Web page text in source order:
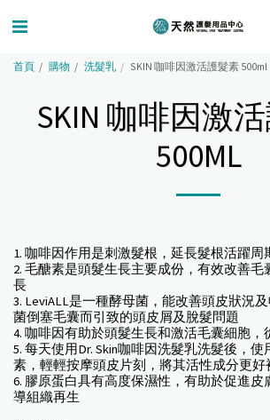
首頁 購物 洗髮乳 SKIN 咖啡因激活護髮素 500ml
SKIN 咖啡因激
500ML
1. 咖啡因作用是刺激髮根，延長髮根活躍周
2. 毛醣素是頭髮生長主要成份，有效改善毛
長
3. LeviALL是一種酵母菌，能改善頭皮狀況
菌倒塞毛囊而引致的頭皮屑及脫髮問題
4. 咖啡因有助於頭髮生長和激活毛囊細胞，
5. 每天使用Dr. Skin咖啡因洗髮乳洗髮後，使
素，輕輕按摩頭皮片刻，將其活性成分更好
6. 膠原蛋白具有高度保濕性，有助於促進皮
導組織再生